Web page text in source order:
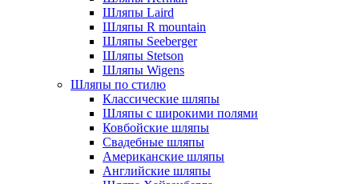
Шляпы Laird
Шляпы R mountain
Шляпы Seeberger
Шляпы Stetson
Шляпы Wigens
Шляпы по стилю
Классические шляпы
Шляпы с широкими полями
Ковбойские шляпы
Свадебные шляпы
Американские шляпы
Английские шляпы